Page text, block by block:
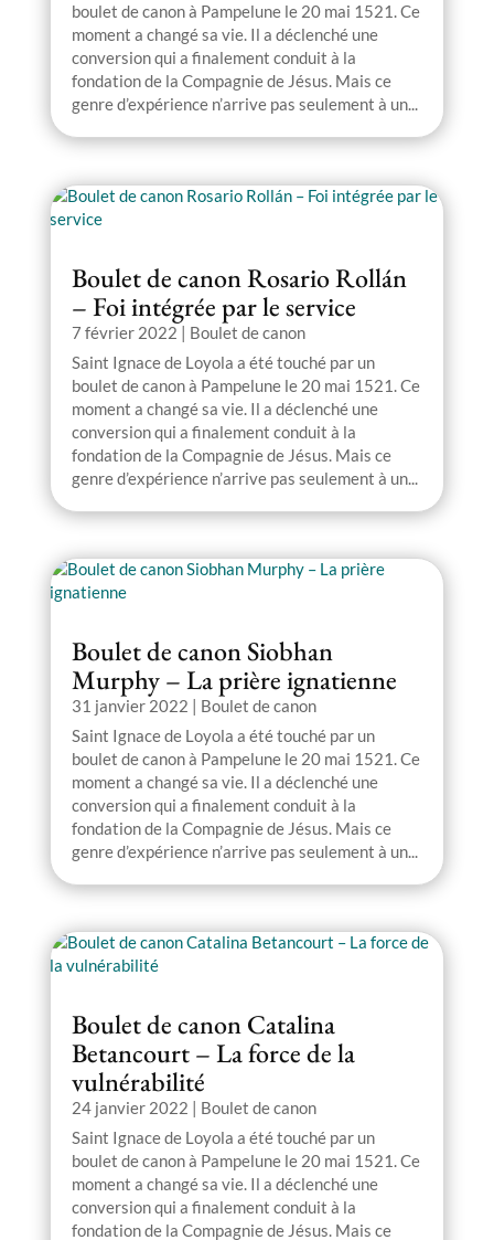
boulet de canon à Pampelune le 20 mai 1521. Ce
moment a changé sa vie. Il a déclenché une
conversion qui a finalement conduit à la
fondation de la Compagnie de Jésus. Mais ce
genre d’expérience n’arrive pas seulement à un...
Boulet de canon Rosario Rollán
– Foi intégrée par le service
7 février 2022 | Boulet de canon
Saint Ignace de Loyola a été touché par un
boulet de canon à Pampelune le 20 mai 1521. Ce
moment a changé sa vie. Il a déclenché une
conversion qui a finalement conduit à la
fondation de la Compagnie de Jésus. Mais ce
genre d’expérience n’arrive pas seulement à un...
Boulet de canon Siobhan
Murphy – La prière ignatienne
31 janvier 2022 | Boulet de canon
Saint Ignace de Loyola a été touché par un
boulet de canon à Pampelune le 20 mai 1521. Ce
moment a changé sa vie. Il a déclenché une
conversion qui a finalement conduit à la
fondation de la Compagnie de Jésus. Mais ce
genre d’expérience n’arrive pas seulement à un...
Boulet de canon Catalina
Betancourt – La force de la
vulnérabilité
24 janvier 2022 | Boulet de canon
Saint Ignace de Loyola a été touché par un
boulet de canon à Pampelune le 20 mai 1521. Ce
moment a changé sa vie. Il a déclenché une
conversion qui a finalement conduit à la
fondation de la Compagnie de Jésus. Mais ce